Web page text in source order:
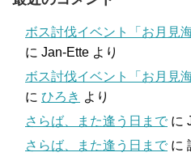
ボス討伐イベント「お月見
に Jan-Ette より
ボス討伐イベント「お月見
に ひろき より
さらば、また逢う日まで に
さらば、また逢う日まで に